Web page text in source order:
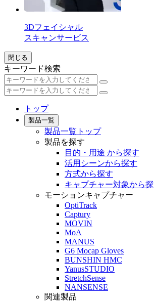
3Dフェイシャル
スキャンサービス
閉じる
キーワード検索
トップ
製品一覧
製品一覧トップ
製品を探す
目的・用途 から探す
活用シーンから探す
方式から探す
キャプチャー対象から
モーションキャプチャー
OptiTrack
Captury
MOVIN
MoA
MANUS
G6 Mocap Gloves
BUNSHIN HMC
YanusSTUDIO
StretchSense
NANSENSE
関連製品